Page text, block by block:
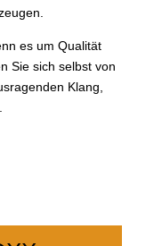
es um Qualität
Sie sich selbst von
Klang,